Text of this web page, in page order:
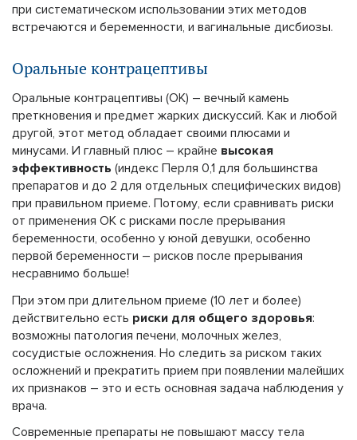
при систематическом использовании этих методов
встречаются и беременности, и вагинальные дисбиозы.
Оральные контрацептивы
Оральные контрацептивы (ОК) – вечный камень
преткновения и предмет жарких дискуссий. Как и любой
другой, этот метод обладает своими плюсами и
минусами. И главный плюс – крайне высокая
эффективность (индекс Перля 0,1 для большинства
препаратов и до 2 для отдельных специфических видов)
при правильном приеме. Потому, если сравнивать риски
от применения ОК с рисками после прерывания
беременности, особенно у юной девушки, особенно
первой беременности – рисков после прерывания
несравнимо больше!
При этом при длительном приеме (10 лет и более)
действительно есть риски для общего здоровья:
возможны патология печени, молочных желез,
сосудистые осложнения. Но следить за риском таких
осложнений и прекратить прием при появлении малейших
их признаков – это и есть основная задача наблюдения у
врача.
Современные препараты не повышают массу тела